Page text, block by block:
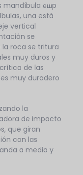
mandíbula өшp
una está
vertical
se
roca se tritura
muy duros y
de las
muy duradero
la
de impacto
que giran
con las
a media y